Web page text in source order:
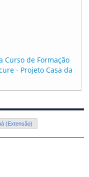
Curso de Formação
- Projeto Casa da
(Extensão)